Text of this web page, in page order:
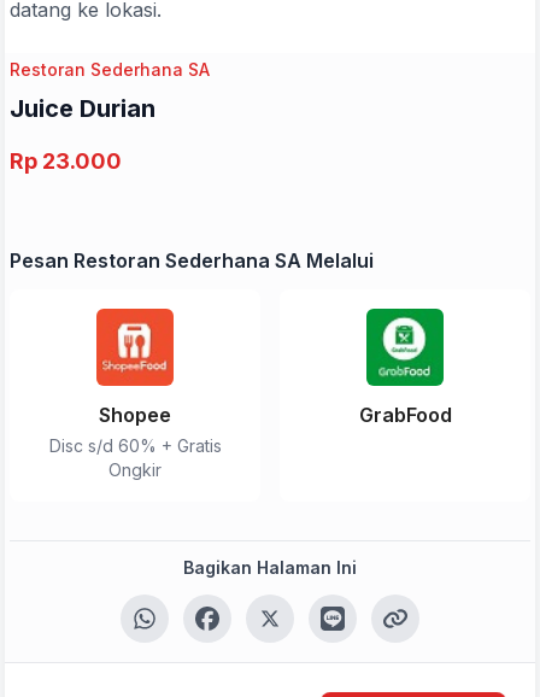
datang ke lokasi.
Restoran Sederhana SA
Juice Durian
Rp 23.000
Pesan Restoran Sederhana SA Melalui
Shopee
Disc s/d 60% + Gratis
Ongkir
GrabFood
Bagikan Halaman Ini